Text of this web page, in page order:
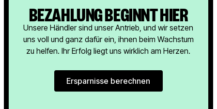
BEZAHLUNG BEGINNT HIER
Unsere Händler sind unser Antrieb, und wir setzen
uns voll und ganz dafür ein, ihnen beim Wachstum
zu helfen. Ihr Erfolg liegt uns wirklich am Herzen.
Ersparnisse berechnen
Ersparnisse berechnen